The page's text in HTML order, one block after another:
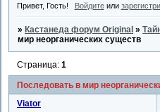
Привет, Гость! Войдитеили
» Кастанеда форум Original »
мир неорганических существ
Последовать в мир
Страница:1
Viator